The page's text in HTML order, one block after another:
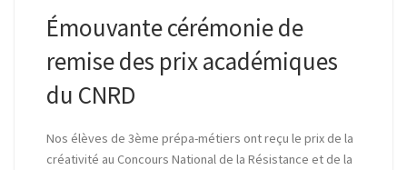
Émouvante cérémonie de
remise des prix académiques
du CNRD
Nos élèves de 3ème prépa-métiers ont reçu le prix de la
créativité au Concours National de la Résistance et de la